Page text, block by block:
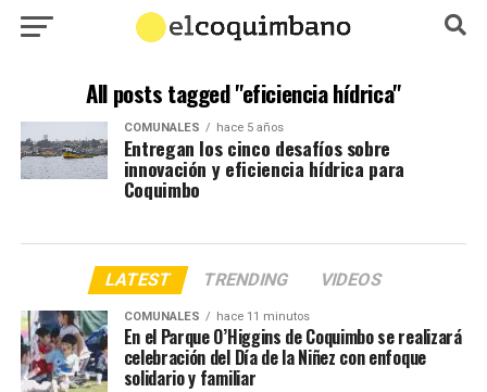
All posts tagged "eficiencia hídrica"
COMUNALES hace 5 años
Entregan los cinco desafíos sobre
innovación y eficiencia hídrica para
Coquimbo
LATEST TRENDING VIDEOS
COMUNALES hace 11 minutos
En el Parque O’Higgins de Coquimbo se realizará
celebración del Día de la Niñez con enfoque
solidario y familiar